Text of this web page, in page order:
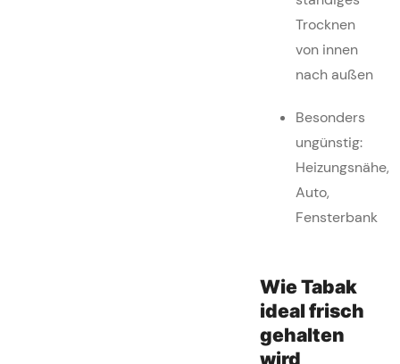
Trocknen
von innen
nach außen
Besonders
ungünstig:
Heizungsnähe,
Auto,
Fensterbank
Wie Tabak
ideal frisch
gehalten
wird